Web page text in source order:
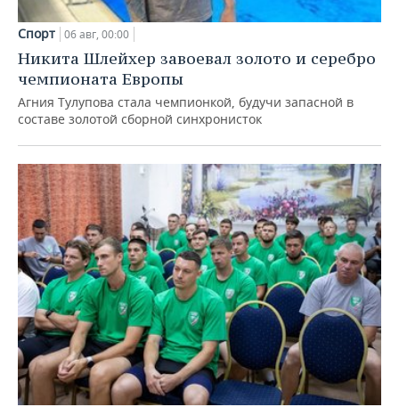
Спорт 06 авг, 00:00
Никита Шлейхер завоевал золото и серебро
чемпионата Европы
Агния Тулупова стала чемпионкой, будучи запасной в
составе золотой сборной синхронисток